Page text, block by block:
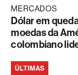
MERCADOS
Dólar em
moedas da
colombiano
ÚLTIMAS